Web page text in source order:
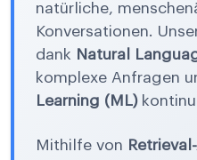
natürliche,
Konversationen.
dank Natural
komplexe Anfragen
Learning (ML)
Mithilfe von